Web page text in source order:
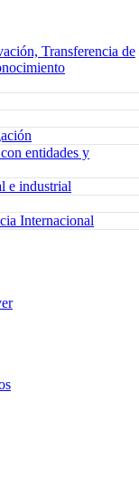
Transferencia de
entidades y
e industrial
Internacional